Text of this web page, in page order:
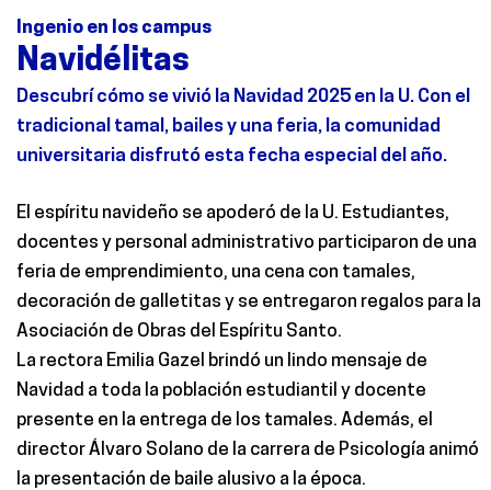
Ingenio en los campus
Navidélitas
Descubrí cómo se vivió la Navidad 2025 en la U. Con el
tradicional tamal, bailes y una feria, la comunidad
universitaria disfrutó esta fecha especial del año.
El espíritu navideño se apoderó de la U. Estudiantes,
docentes y personal administrativo participaron de una
feria de emprendimiento, una cena con tamales,
decoración de galletitas y se entregaron regalos para la
Asociación de Obras del Espíritu Santo.
La rectora Emilia Gazel brindó un lindo mensaje de
Navidad a toda la población estudiantil y docente
presente en la entrega de los tamales. Además, el
director Álvaro Solano de la carrera de Psicología animó
la presentación de baile alusivo a la época.